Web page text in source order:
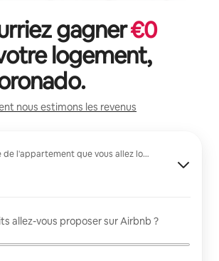
gagner€0
logement,
.
nous estimons les revenus
l'appartement que vous allez louer ?
allez-vous proposer sur Airbnb ?